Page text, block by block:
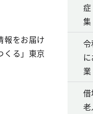
報をお届け
くる」東京
集
業